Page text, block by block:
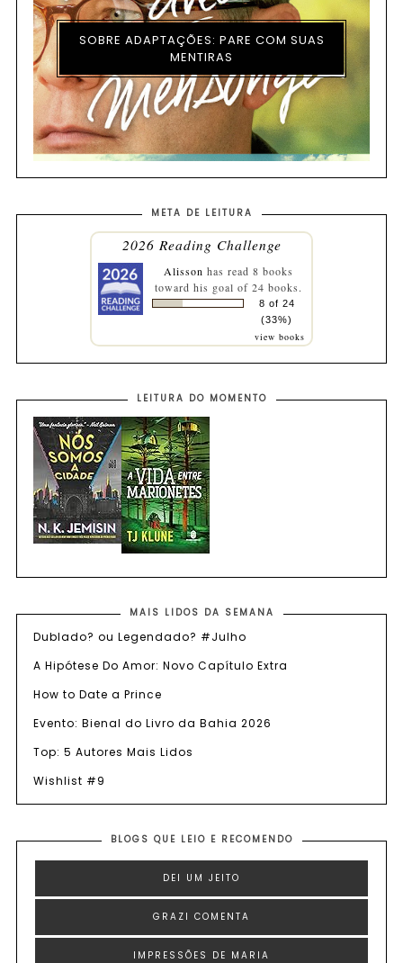
SOBRE ADAPTAÇÕES: PARE COM SUAS
MENTIRAS
META DE LEITURA
2026 Reading Challenge
Alisson has read 8 books
toward his goal of 24 books.
8 of 24
(33%)
view books
LEITURA DO MOMENTO
MAIS LIDOS DA SEMANA
Dublado? ou Legendado? #Julho
A Hipótese Do Amor: Novo Capítulo Extra
How to Date a Prince
Evento: Bienal do Livro da Bahia 2026
Top: 5 Autores Mais Lidos
Wishlist #9
BLOGS QUE LEIO E RECOMENDO
DEI UM JEITO
GRAZI COMENTA
IMPRESSÕES DE MARIA